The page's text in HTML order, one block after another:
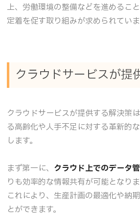
上、労働環境の整備などを進めるこ
定着を促す取り組みが求められていま
クラウドサービスが提
クラウドサービスが提供する解決策
る高齢化や人手不足に対する革新的
します。
まず第一に、 クラウド上でのデータ
りも効率的な情報共有が可能となりま
これにより、生産計画の最適化や納
とができます。